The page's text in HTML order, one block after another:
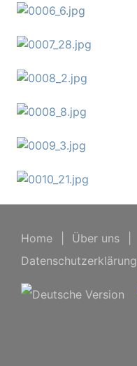
Home Über uns
Datenschutzerklärung